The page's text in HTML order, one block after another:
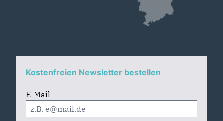
Kostenfreien Newsletter bestellen
E-Mail